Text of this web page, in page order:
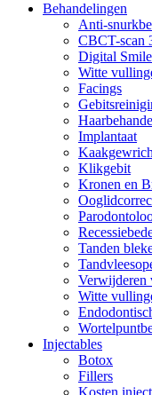
Behandelingen
Anti-
CBCT-scan
Digital
Witte
Facings
Implantaat
Klikgebit
Kronen en
Tanden
Verwijderen
Witte
Injectables
Botox
Fillers
Kosten